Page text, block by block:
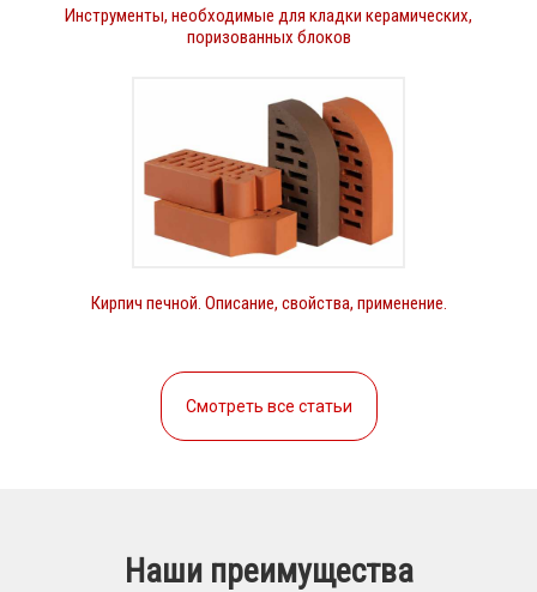
Инструменты, необходимые для кладки керамических,
поризованных блоков
Кирпич печной. Описание, свойства, применение.
Смотреть все статьи
Наши преимущества